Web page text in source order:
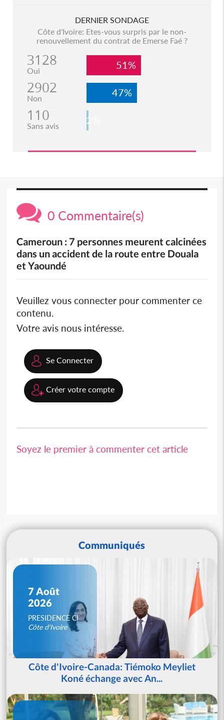
DERNIER SONDAGE
Côte d'Ivoire: Etes-vous surpris par le non-
renouvellement du contrat de Emerse Faé ?
3128
Oui 51%
2902
Non 47%
110
Sans avis 2%
0 Commentaire(s)
Cameroun : 7 personnes meurent calcinées
dans un accident de la route entre Douala
et Yaoundé
Veuillez vous connecter pour commenter ce
contenu.
Votre avis nous intéresse.
Se Connecter
Créer votre compte
Soyez le premier à commenter cet article
Communiqués
7 Août
2026
PRESIDENCE CI
Côte d'Ivoire
Côte d'Ivoire-Canada: Tiémoko Meyliet
Koné échange avec An...